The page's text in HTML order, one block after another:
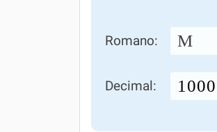
Romano: M
Decimal: